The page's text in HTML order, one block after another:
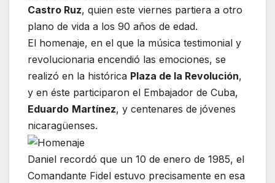
Castro Ruz, quien este viernes partiera a otro
plano de vida a los 90 años de edad.
El homenaje, en el que la música testimonial y
revolucionaria encendió las emociones, se
realizó en la histórica Plaza de la Revolución,
y en éste participaron el Embajador de Cuba,
Eduardo Martínez, y centenares de jóvenes
nicaragüenses.
Daniel recordó que un 10 de enero de 1985, el
Comandante Fidel estuvo precisamente en esa